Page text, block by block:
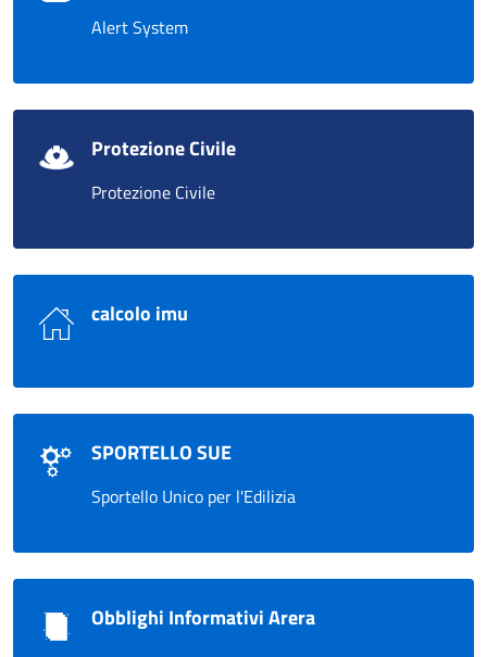
Alert System
Protezione Civile
Protezione Civile
calcolo imu
SPORTELLO SUE
Sportello Unico per l'Edilizia
Obblighi Informativi Arera